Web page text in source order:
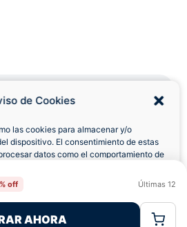
de Cookies
las cookies para almacenar y/o
dispositivo. El consentimiento de estas
datos como el comportamiento de
afectar negativamente a ciertas
de Privacidad
off Últimas 12
AHORA
Devolución 7 Días
Ofertas Sin Límites